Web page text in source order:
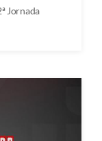
Jornada